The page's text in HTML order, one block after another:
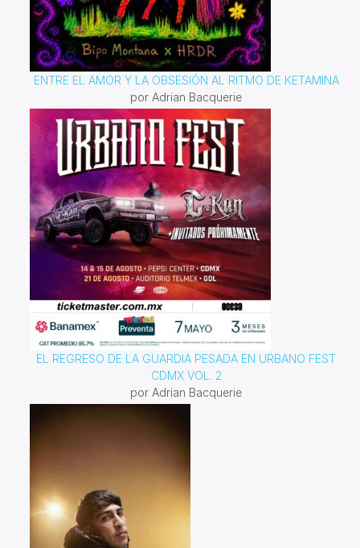
ENTRE EL AMOR Y LA OBSESIÓN AL RITMO DE KETAMINA
por Adrian Bacquerie
EL REGRESO DE LA GUARDIA PESADA EN URBANO FEST
CDMX VOL. 2
por Adrian Bacquerie